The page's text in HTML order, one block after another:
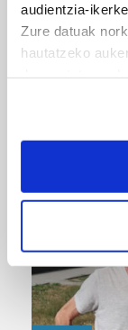
audientzia-
Zure datuak
hautatzeko
If you allow, we
Collect
meters
Identify
specific
Find out more
and set your
MUSIKA
Odik berria